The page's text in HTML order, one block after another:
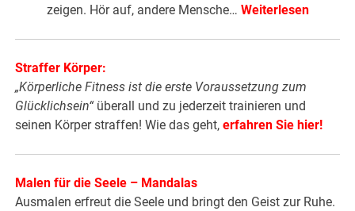
zeigen. Hör auf, andere Mensche… Weiterlesen
Straffer Körper:
„Körperliche Fitness ist die erste Voraussetzung zum
Glücklichsein“überall und zu jederzeit trainieren und
seinen Körper straffen! Wie das geht,erfahren Sie hier!
Malen für die Seele – Mandalas
Ausmalen erfreut die Seele und bringt den Geist zur Ruhe.